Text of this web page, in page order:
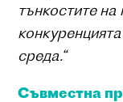
тънкостите
среда.“
Съвместна